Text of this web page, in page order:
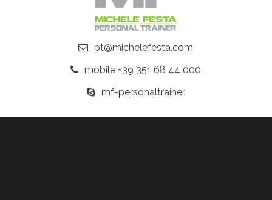
pt@michelefesta.com
mobile +39 351 68 44 000
mf-personaltrainer